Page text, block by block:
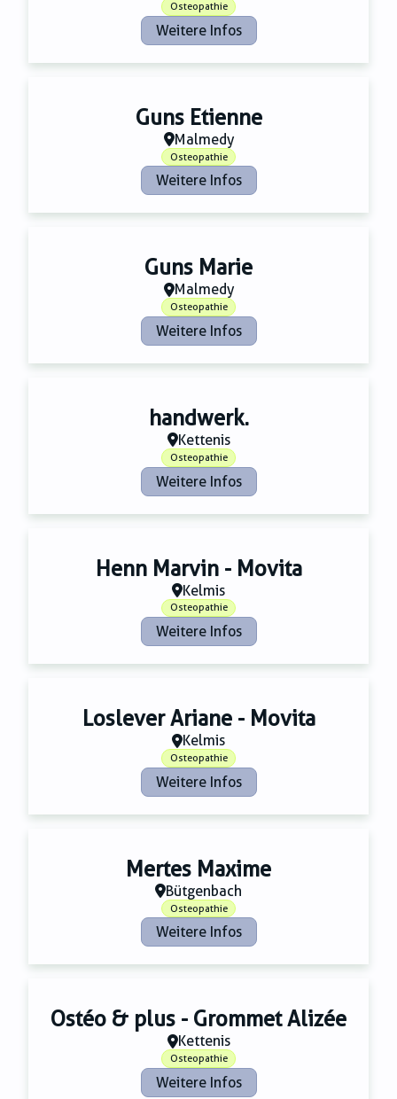
Osteopathie
Weitere Infos
Guns Etienne
Malmedy
Osteopathie
Weitere Infos
Guns Marie
Malmedy
Osteopathie
Weitere Infos
handwerk.
Kettenis
Osteopathie
Weitere Infos
Henn Marvin - Movita
Kelmis
Osteopathie
Weitere Infos
Loslever Ariane - Movita
Kelmis
Osteopathie
Weitere Infos
Mertes Maxime
Bütgenbach
Osteopathie
Weitere Infos
Ostéo & plus - Grommet Alizée
Kettenis
Osteopathie
Weitere Infos